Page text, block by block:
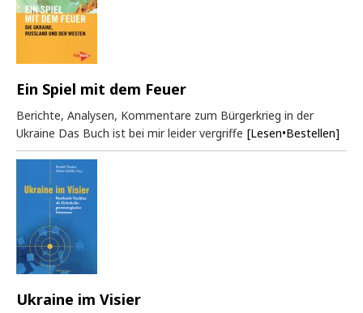
Ein Spiel mit dem Feuer
Berichte, Analysen, Kommentare zum Bürgerkrieg in der
Ukraine Das Buch ist bei mir leider vergriffe [Lesen•Bestellen]
Ukraine im Visier